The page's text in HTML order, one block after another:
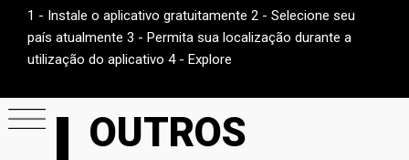
1 - Instale o aplicativo gratuitamente 2 - Selecione seu
país atualmente 3 - Permita sua localização durante a
utilização do aplicativo 4 - Explore
OUTROS